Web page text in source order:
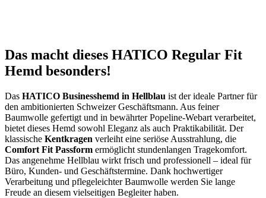
Das macht dieses HATICO Regular Fit
Hemd besonders!
Das HATICO Businesshemd in Hellblau ist der ideale Partner für
den ambitionierten Schweizer Geschäftsmann. Aus feiner
Baumwolle gefertigt und in bewährter Popeline-Webart verarbeitet,
bietet dieses Hemd sowohl Eleganz als auch Praktikabilität. Der
klassische Kentkragen verleiht eine seriöse Ausstrahlung, die
Comfort Fit Passform ermöglicht stundenlangen Tragekomfort.
Das angenehme Hellblau wirkt frisch und professionell – ideal für
Büro, Kunden- und Geschäftstermine. Dank hochwertiger
Verarbeitung und pflegeleichter Baumwolle werden Sie lange
Freude an diesem vielseitigen Begleiter haben.